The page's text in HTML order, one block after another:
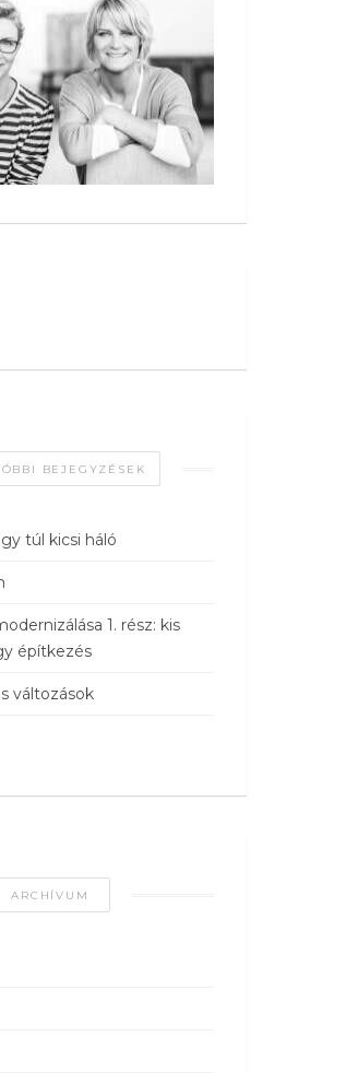
BEJEGYZÉSEK
túl kicsi háló
1. rész: kis
építkezés
változások
ARCHÍVUM